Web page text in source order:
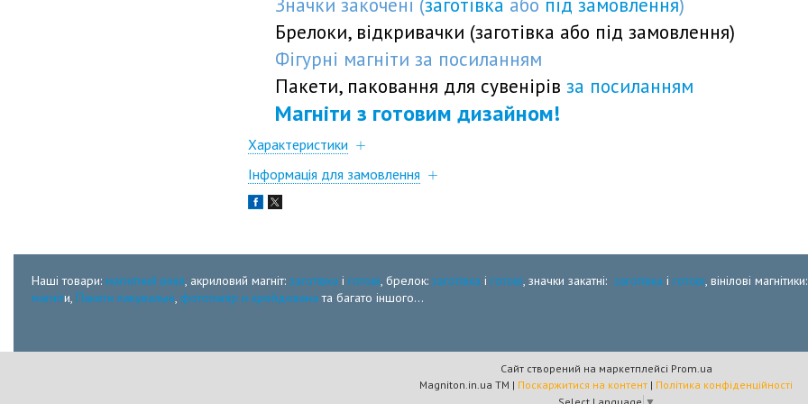
Брелоки, відкривачки (заготівка або під замовлення)
Фігурні магніти за посиланням
Пакети, паковання для сувенірів за посиланням
Магніти з готовим дизайном!
Характеристики
Інформація для замовлення
Наші товари: магнітний вініл, акриловий магніт: заготівка і готові, брелок: заготівка і готові, значки закатні: заготівка і готові, вінілові магнітики:
магніти, Пакети пакувальні, фотопапір и крейдована та багато іншого...
Сайт створений на маркетплейсі Prom.ua
Magniton.in.ua ТМ | Поскаржитися на контент | Політика конфіденційності